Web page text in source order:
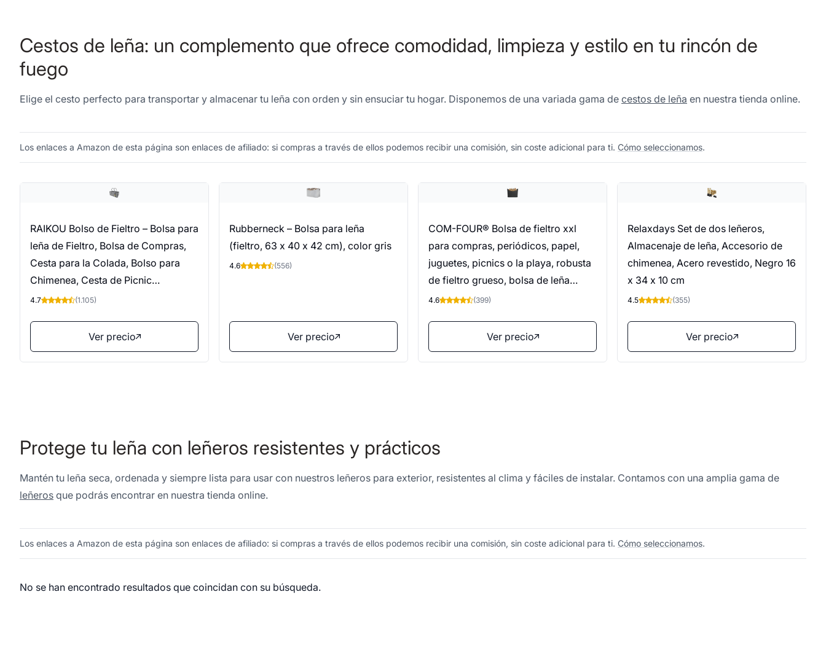
Cestos de leña: un complemento que ofrece comodidad, limpieza y estilo en tu rincón de
fuego
Elige el cesto perfecto para transportar y almacenar tu leña con orden y sin ensuciar tu hogar. Disponemos de una variada gama de cestos de leña en nuestra tienda online.
Los enlaces a Amazon de esta página son enlaces de afiliado: si compras a través de ellos podemos recibir una comisión, sin coste adicional para ti. Cómo seleccionamos.
RAIKOU Bolso de Fieltro – Bolsa para
leña de Fieltro, Bolsa de Compras,
Cesta para la Colada, Bolso para
Chimenea, Cesta de Picnic
(Gris,50x34x27cm)
4.7 (1.105)
Ver precio
Rubberneck – Bolsa para leña
(fieltro, 63 x 40 x 42 cm), color gris
4.6 (556)
Ver precio
COM-FOUR® Bolsa de fieltro xxl
para compras, periódicos, papel,
juguetes, picnics o la playa, robusta
de fieltro grueso, bolsa de leña
perfecta para leña (01 pieza
4.6 (399)
Ver precio
Relaxdays Set de dos leñeros,
Almacenaje de leña, Accesorio de
chimenea, Acero revestido, Negro 16
x 34 x 10 cm
4.5 (355)
Ver precio
Protege tu leña con leñeros resistentes y prácticos
Mantén tu leña seca, ordenada y siempre lista para usar con nuestros leñeros para exterior, resistentes al clima y fáciles de instalar. Contamos con una amplia gama de
leñeros que podrás encontrar en nuestra tienda online.
Los enlaces a Amazon de esta página son enlaces de afiliado: si compras a través de ellos podemos recibir una comisión, sin coste adicional para ti. Cómo seleccionamos.
No se han encontrado resultados que coincidan con su búsqueda.